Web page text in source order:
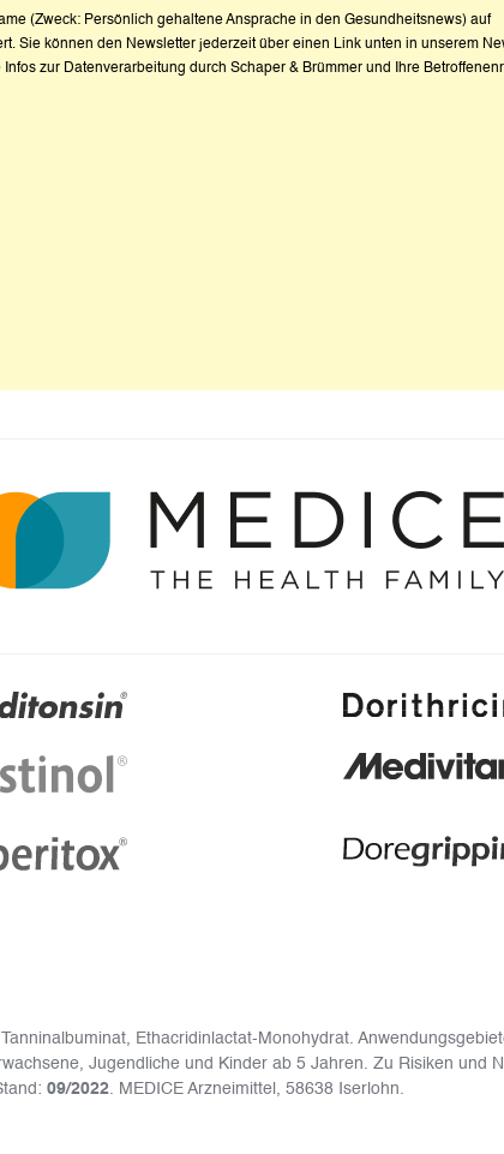
(Zweck: Persönlich gehaltene Ansprache in den Gesundheitsnews) auf
Sie können den Newsletter jederzeit über einen Link unten in unserem
zur Datenverarbeitung durch Schaper & Brümmer und Ihre
Ethacridinlactat-Monohydrat.
Jugendliche und Kinder ab 5 Jahren. Zu Risiken und
09/2022 . MEDICE Arzneimittel, 58638 Iserlohn.